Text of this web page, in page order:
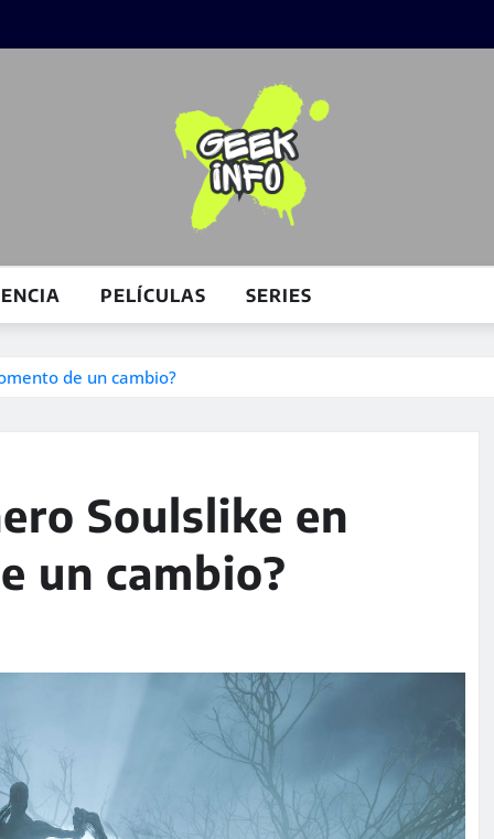
PELÍCULAS SERIES
de un cambio?
Soulslike en
un cambio?